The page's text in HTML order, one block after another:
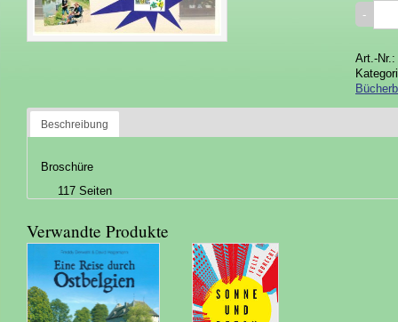
Art.-Nr.:
Beschreibung
Broschüre
117 Seiten
Verwandte Produkte